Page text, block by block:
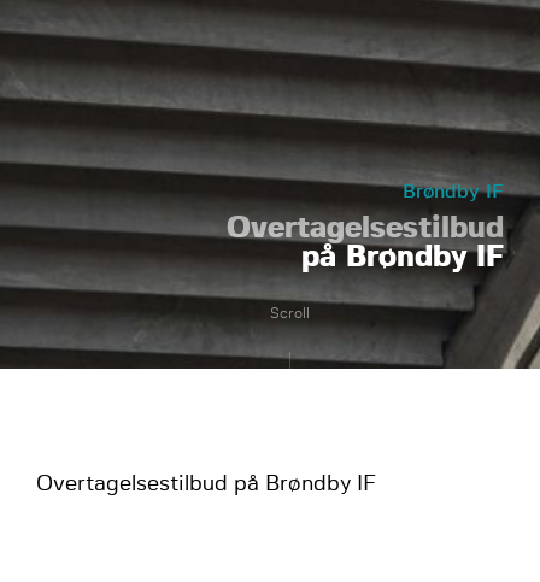
Brøndby IF
Overtagelsestilbud
på Brøndby IF
Scroll
Overtagelsestilbud på Brøndby IF